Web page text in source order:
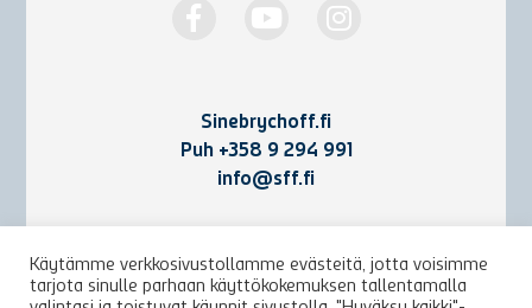
Sinebrychoff.fi
Puh +358 9 294 991
info@sff.fi
Yhteystiedot
Käyttöehdot ja rekisteriseloste
Käytämme verkkosivustollamme evästeitä, jotta voisimme
tarjota sinulle parhaan käyttökokemuksen tallentamalla